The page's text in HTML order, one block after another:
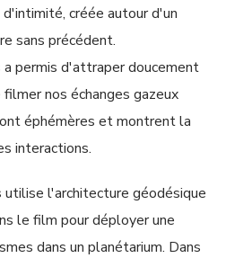
créée autour d'un
sans précédent.
permis d'attraper doucement
nos échanges gazeux
éphémères et montrent la
interactions.
utilise l'architecture géodésique
le film pour déployer une
dans un planétarium. Dans